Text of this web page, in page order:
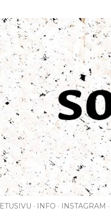
ETUSIVU INFO INSTAGRAM